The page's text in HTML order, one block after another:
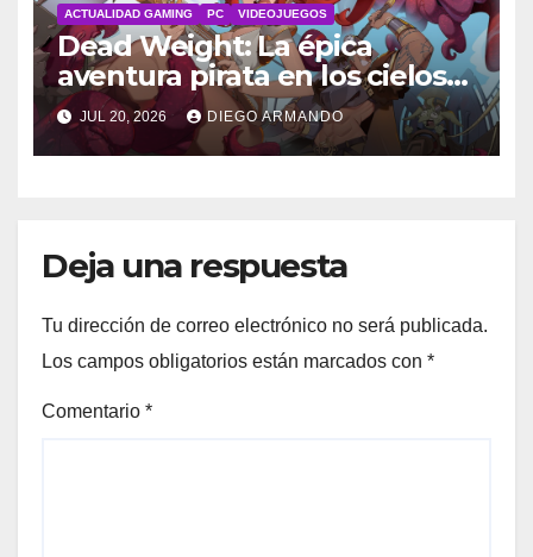
ACTUALIDAD GAMING PC VIDEOJUEGOS
Dead Weight: La épica
aventura pirata en los cielos
steampunk
JUL 20, 2026 DIEGO ARMANDO
Deja una respuesta
Tu dirección de correo electrónico no será publicada.
Los campos obligatorios están marcados con *
Comentario *